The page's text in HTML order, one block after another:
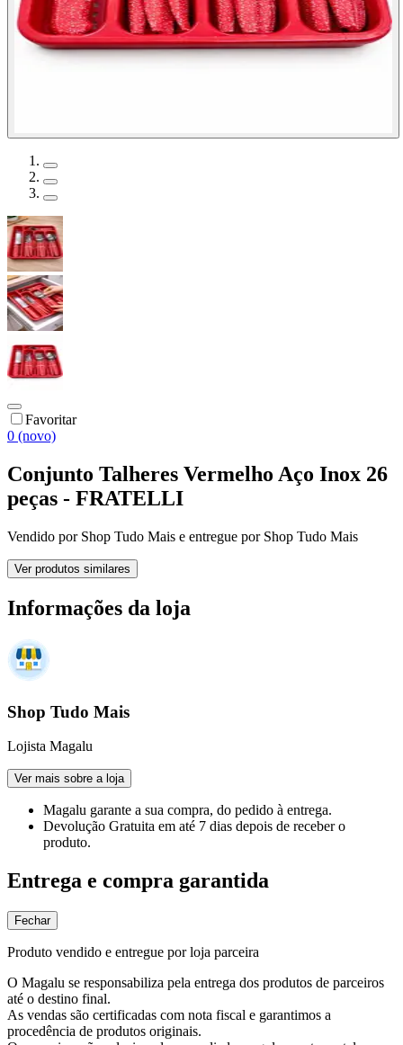
Favoritar
0 (novo)
Conjunto Talheres Vermelho Aço Inox 26
peças - FRATELLI
Vendido por Shop Tudo Mais e entregue por Shop Tudo Mais
Ver produtos similares
Informações da loja
Shop Tudo Mais
Lojista Magalu
Ver mais sobre a loja
Magalu garante a sua compra, do pedido à entrega.
Devolução Gratuita em até 7 dias depois de receber o
produto.
Entrega e compra garantida
Fechar
Produto vendido e entregue por loja parceira
O Magalu se responsabiliza pela entrega dos produtos de parceiros
até o destino final.
As vendas são certificadas com nota fiscal e garantimos a
procedência de produtos originais.